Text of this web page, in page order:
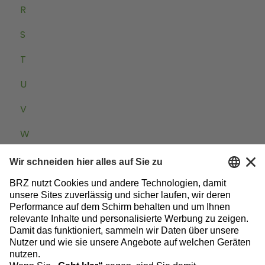
R
S
T
U
V
W
Zum Baublog
Datenschutz